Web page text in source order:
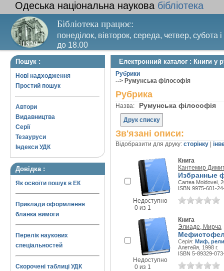
Одеська національна наукова бібліотека
Бібліотека працює:
понеділок, вівторок, середа, четвер, субота
до 18.00
Вихідний день – п’ятниця. Останній четвер
Пошук :
Нові надходження
Простий пошук
Автори
Видавництва
Серії
Тезауруси
Індекси УДК
Довідка :
Як освоїти пошук в ЕК
Приклади оформлення
бланка вимоги
Перелік наукових
спеціальностей
Скорочені таблиці УДК
Електронний каталог : Книги у
Рубрики
--> Румунська філософія
Рубрика
Назва: Румунська філософія
Друк списку
Зв'язані описи:
Відобразити для друку: сторінку
Недоступно
0 из 1
Книга
Кантемир
Избранные
Cartea Moldovei,
ISBN 9975-601-
Недоступно
0 из 1
Книга
Элиаде, Мирча
Серія: Миф,
Алетейя, 1998 г.
ISBN 5-89329-